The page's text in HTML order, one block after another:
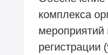
комплекса
мероприятий
регистрации